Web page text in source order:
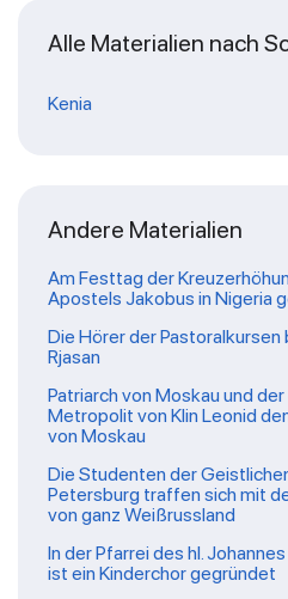
Alle Materialien nach
Kenia
Andere Materialien
Am Festtag der
Apostels Jakobus in Nigeria
Die Hörer der
Rjasan
Patriarch von Moskau und der
Metropolit von Klin Leonid
von Moskau
Die Studenten der
Petersburg traffen sich mit
von ganz Weißrussland
In der Pfarrei des hl.
ist ein Kinderchor gegründet